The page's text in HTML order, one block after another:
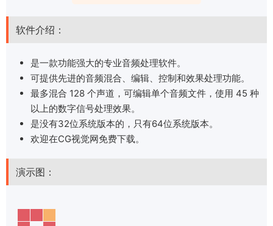
软件介绍：
是一款功能强大的专业音频处理软件。
可提供先进的音频混合、编辑、控制和效果处理功能。
最多混合 128 个声道，可编辑单个音频文件，使用 45 种
以上的数字信号处理效果。
是没有32位系统版本的，只有64位系统版本。
欢迎在CG视觉网免费下载。
演示图：